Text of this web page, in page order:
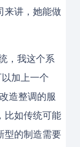
来讲，她能做
，我这个系
加上一个
造整调的服
比如传统可能
型的制造需要